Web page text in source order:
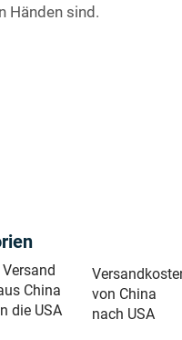
Händen sind.
Versand
China
die USA
von China
nach USA